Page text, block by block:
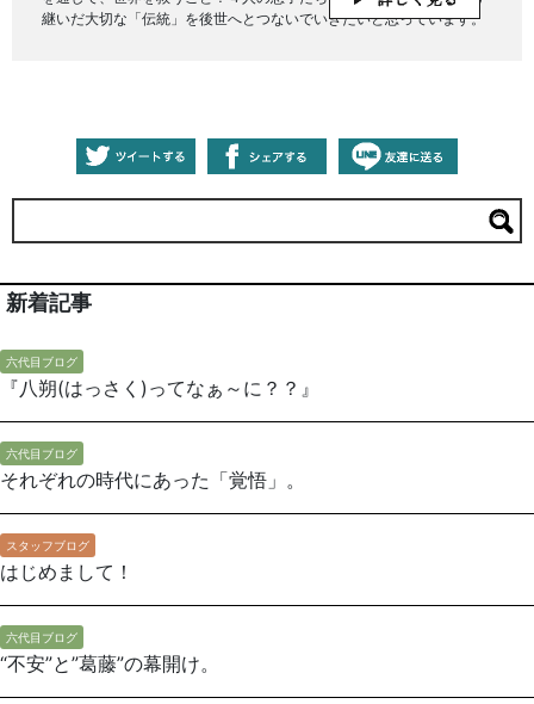
継いだ大切な「伝統」を後世へとつないでいきたいと思っています。
新着記事
六代目ブログ
『八朔(はっさく)ってなぁ～に？？』
六代目ブログ
それぞれの時代にあった「覚悟」。
スタッフブログ
はじめまして！
六代目ブログ
“不安”と”葛藤”の幕開け。